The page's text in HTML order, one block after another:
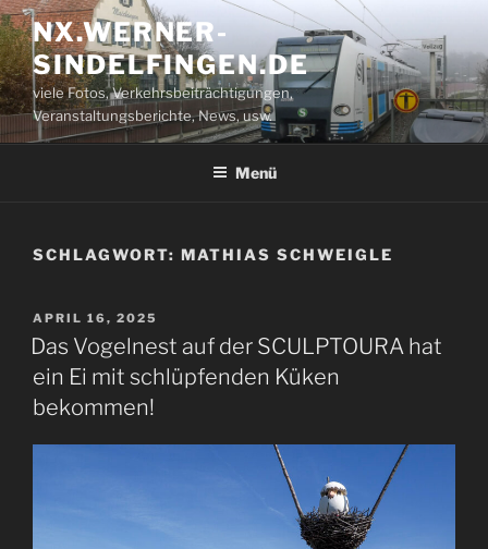
Zum
Inhalt
springen
NX.WERNER-
SINDELFINGEN.DE
viele Fotos, Verkehrsbeiträchtigungen,
Veranstaltungsberichte, News, usw.
Menü
SCHLAGWORT: MATHIAS SCHWEIGLE
VERÖFFENTLICHT
AM
APRIL 16, 2025
Das Vogelnest auf der SCULPTOURA hat
ein Ei mit schlüpfenden Küken
bekommen!